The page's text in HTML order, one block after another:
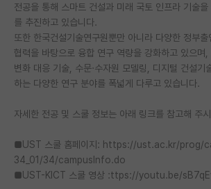
전공을 통해 스마트 건설과 미래 국토 인프라 기술
를 추진하고 있습니다.
또한 한국건설기술연구원뿐만 아니라 다양한 정부출
협력을 바탕으로 융합 연구 역량을 강화하고 있으며
변화 대응 기술, 수문·수자원 모델링, 디지털 건설기
하는 다양한 연구 분야를 폭넓게 다루고 있습니다.
자세한 전공 및 스쿨 정보는 아래 링크를 참고해 주
■UST 스쿨 홈페이지: https://ust.ac.kr/prog/
34_01/34/campusInfo.do
■UST-KICT 스쿨 영상 :ttps://youtu.be/